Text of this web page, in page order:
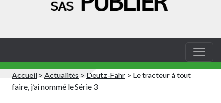
Accueil > Actualités > Deutz-Fahr > Le tracteur à tout
faire, j’ai nommé le Série 3